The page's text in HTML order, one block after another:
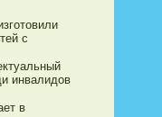
с
инвалидов
в